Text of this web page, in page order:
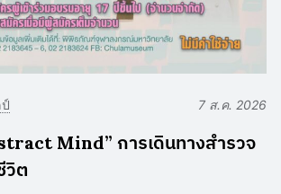
7 ส.ค. 2026
Mind” การเดินทางสำรวจ
วิต